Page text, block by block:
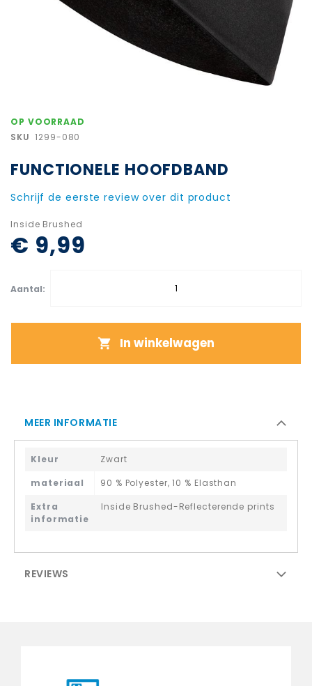
OP VOORRAAD
SKU 1299-080
FUNCTIONELE HOOFDBAND
Schrijf de eerste review over dit product
Inside Brushed
€ 9,99
Aantal:
In winkelwagen
Ga
naar
van
afbeeldingen-
MEER INFORMATIE
Kleur
Zwart
materiaal
90 % Polyester, 10 % Elasthan
Extra
informatie
Inside Brushed-Reflecterende prints
REVIEWS